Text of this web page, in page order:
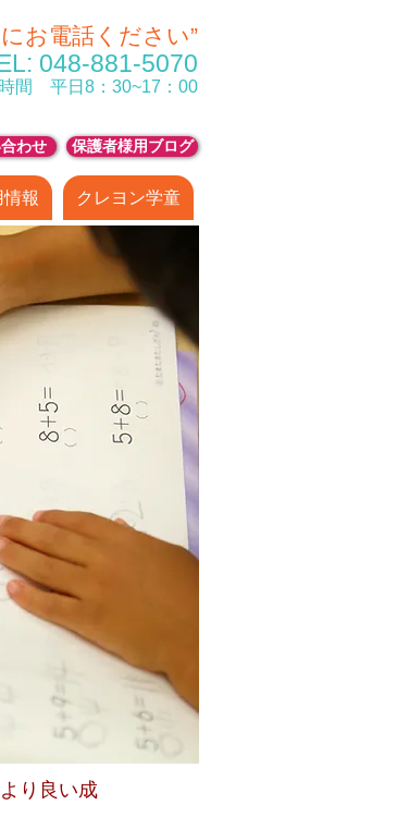
お電話ください”
: 048-881-5070
間 平日8：30~17：00
わせ 保護者様用ブログ
報 クレヨン学童
り良い成